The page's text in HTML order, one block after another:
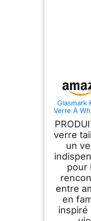
Glasmark
Verre À
6X280Ml
Rhum
Pour Les
De
verre
un
pour
entre
en
inspiré